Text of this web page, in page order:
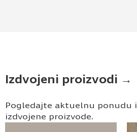
Izdvojeni proizvodi →
Pogledajte aktuelnu ponudu i
izdvojene proizvode.